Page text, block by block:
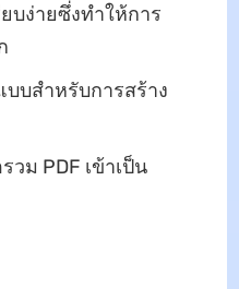
บง่ายซึ่งทำให้การ
บสำหรับการสร้าง
ม PDF เข้าเป็น